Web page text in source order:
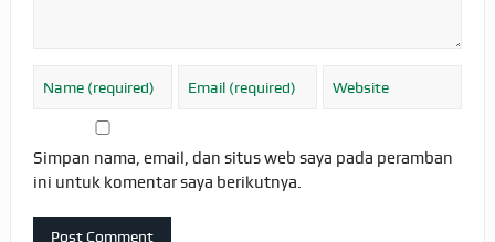
Simpan nama, email, dan situs web saya pada peramban
ini untuk komentar saya berikutnya.